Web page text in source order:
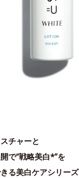
チャーと
で“戦略美白*”を
る美白ケアシリーズ